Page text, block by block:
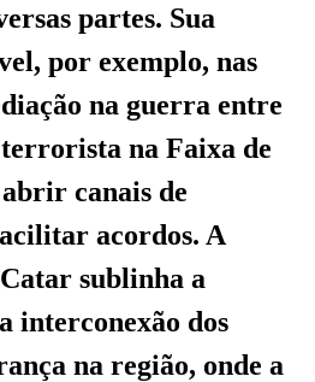
partes. Sua
por exemplo, nas
na guerra entre
na Faixa de
canais de
acordos. A
sublinha a
interconexão dos
na região, onde a